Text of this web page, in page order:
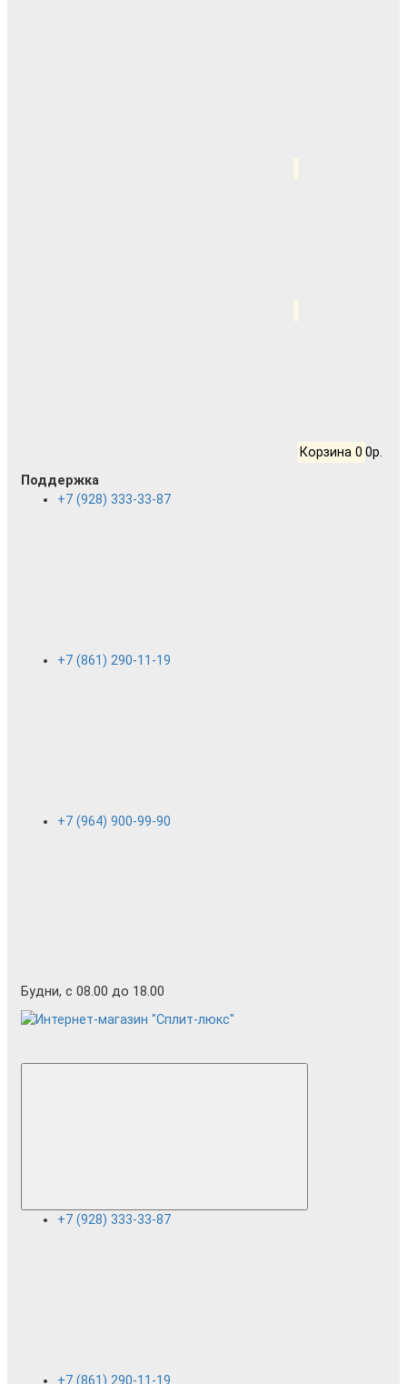
Корзина 0 0р.
Поддержка
+7 (928) 333-33-87
+7 (861) 290-11-19
+7 (964) 900-99-90
Будни, с 08.00 до 18.00
+7 (928) 333-33-87
+7 (861) 290-11-19